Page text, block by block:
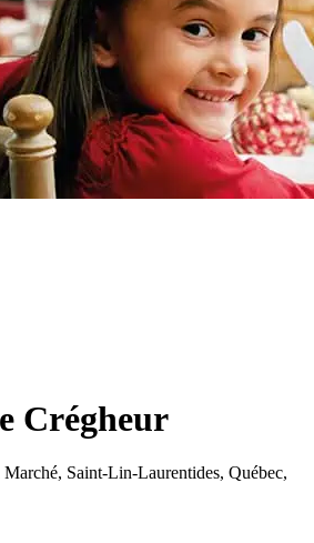
Crégheur
Marché, Saint-Lin-Laurentides, Québec,